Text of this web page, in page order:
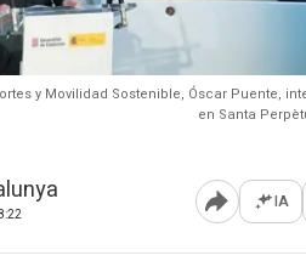
y Movilidad Sostenible, Óscar Puente,
en Santa
Abrir IA